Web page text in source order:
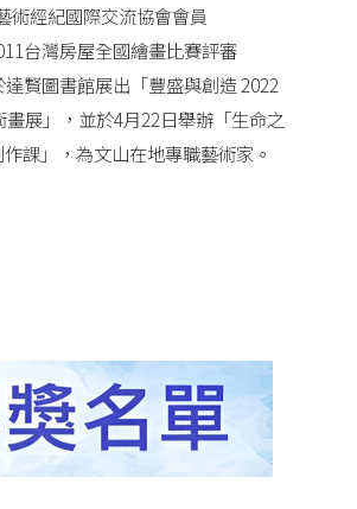
術經紀國際交流協會會員
台灣房屋全國繪畫比賽評審
賢圖書館展出「豐盛與創造 2022
畫展」，並於4月22日舉辦「生命之
課」，為文山在地專職藝術家。